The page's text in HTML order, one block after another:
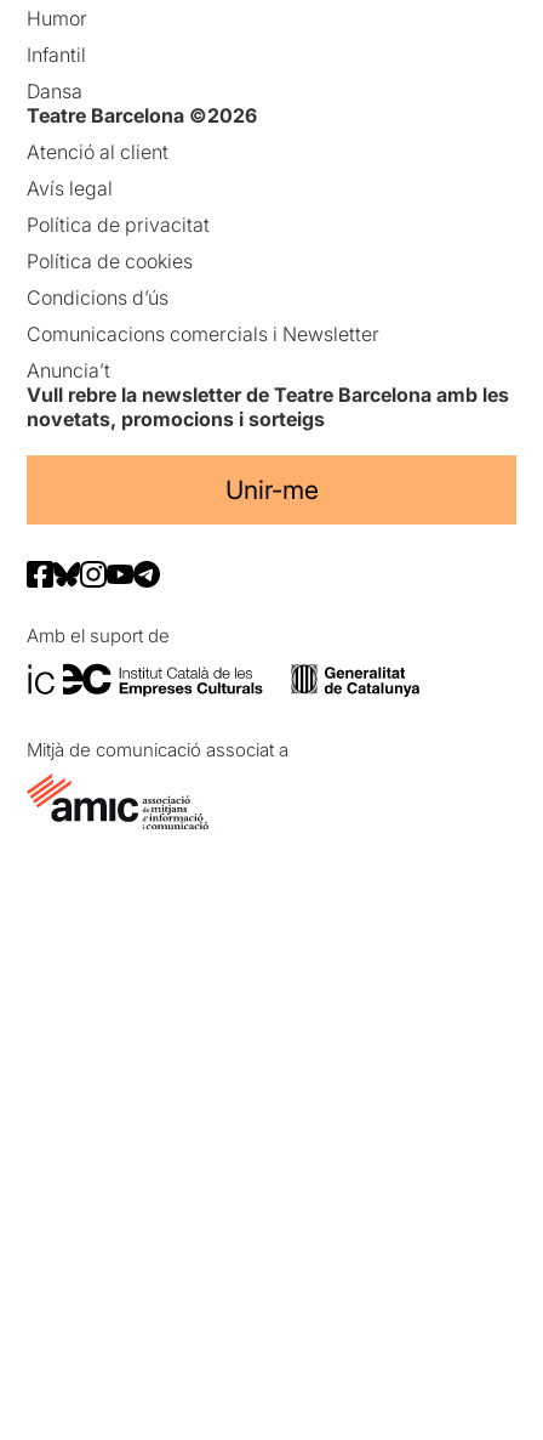
Humor
Infantil
Dansa
Teatre Barcelona ©2026
Atenció al client
Avís legal
Política de privacitat
Política de cookies
Condicions d’ús
Comunicacions comercials i Newsletter
Anuncia’t
Vull rebre la newsletter de Teatre Barcelona amb les
novetats, promocions i sorteigs
Unir-me
Amb el suport de
Mitjà de comunicació associat a